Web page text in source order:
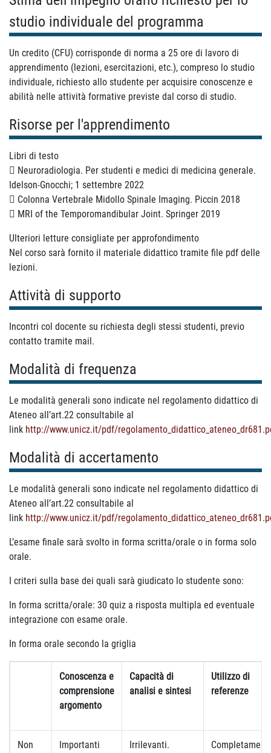
studio individuale del programma
Un credito (CFU) corrisponde di norma a 25 ore di lavoro di
apprendimento (lezioni, esercitazioni, etc.), compreso lo studio
individuale, richiesto allo studente per acquisire conoscenze e
abilità nelle attività formative previste dal corso di studio.
Risorse per l'apprendimento
Libri di testo
 Neuroradiologia. Per studenti e medici di medicina generale.
Idelson-Gnocchi; 1 settembre 2022
 Colonna Vertebrale Midollo Spinale Imaging. Piccin 2018
 MRI of the Temporomandibular Joint. Springer 2019
Ulteriori letture consigliate per approfondimento
Nel corso sarà fornito il materiale didattico tramite file pdf delle
lezioni.
Attività di supporto
Incontri col docente su richiesta degli stessi studenti, previo
contatto tramite mail.
Modalità di frequenza
Le modalità generali sono indicate nel regolamento didattico di
Ateneo all’art.22 consultabile al
link http://www.unicz.it/pdf/
Modalità di accertamento
Le modalità generali sono indicate nel regolamento didattico di
Ateneo all’art.22 consultabile al
link http://www.unicz.it/pdf/
L’esame finale sarà svolto in forma scritta/orale o in forma solo
orale.
I criteri sulla base dei quali sarà giudicato lo studente sono:
In forma scritta/orale: 30 quiz a risposta multipla ed eventuale
integrazione con esame orale.
In forma orale secondo la griglia
Conoscenza e
comprensione
argomento
Capacità di
analisi e sintesi
Utilizzo di
referenze
Non
Importanti
Irrilevanti.